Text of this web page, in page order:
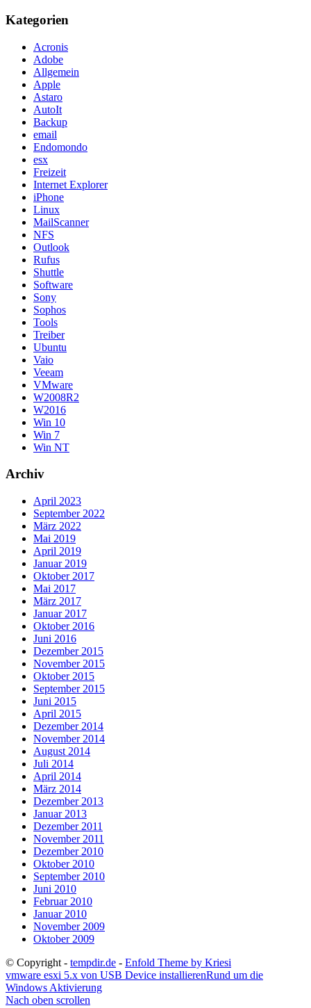
Kategorien
Acronis
Adobe
Allgemein
Apple
Astaro
AutoIt
Backup
email
Endomondo
esx
Freizeit
Internet Explorer
iPhone
Linux
MailScanner
NFS
Outlook
Rufus
Shuttle
Software
Sony
Sophos
Tools
Treiber
Ubuntu
Vaio
Veeam
VMware
W2008R2
W2016
Win 10
Win 7
Win NT
Archiv
April 2023
September 2022
März 2022
Mai 2019
April 2019
Januar 2019
Oktober 2017
Mai 2017
März 2017
Januar 2017
Oktober 2016
Juni 2016
Dezember 2015
November 2015
Oktober 2015
September 2015
Juni 2015
April 2015
Dezember 2014
November 2014
August 2014
Juli 2014
April 2014
März 2014
Dezember 2013
Januar 2013
Dezember 2011
November 2011
Dezember 2010
Oktober 2010
September 2010
Juni 2010
Februar 2010
Januar 2010
November 2009
Oktober 2009
© Copyright - tempdir.de - Enfold Theme by Kriesi
vmware esxi 5.x von USB Device installierenRund um die
Windows Aktivierung
Nach oben scrollen